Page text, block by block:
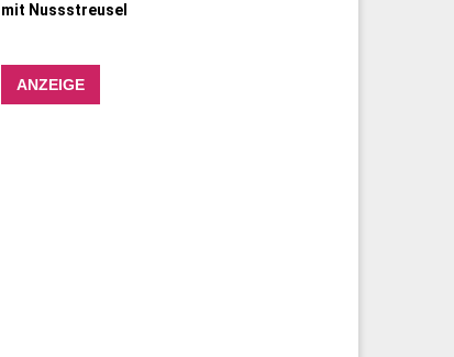
mit Nussstreusel
ANZEIGE